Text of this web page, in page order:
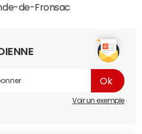
de-Fronsac
Voir un exemple